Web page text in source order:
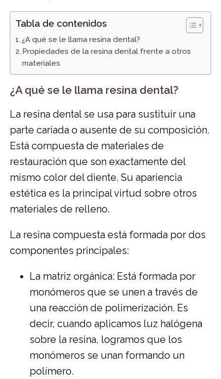
Tabla de contenidos
¿A qué se le llama resina dental?
Propiedades de la resina dental frente a otros
materiales
¿A qué se le llama resina dental?
La resina dental se usa para sustituir una
parte cariada o ausente de su composición.
Está compuesta de materiales de
restauración que son exactamente del
mismo color del diente. Su apariencia
estética es la principal virtud sobre otros
materiales de relleno.
La resina compuesta está formada por dos
componentes principales:
La matriz orgánica: Está formada por
monómeros que se unen a través de
una reacción de polimerización. Es
decir, cuando aplicamos luz halógena
sobre la resina, logramos que los
monómeros se unan formando un
polímero.